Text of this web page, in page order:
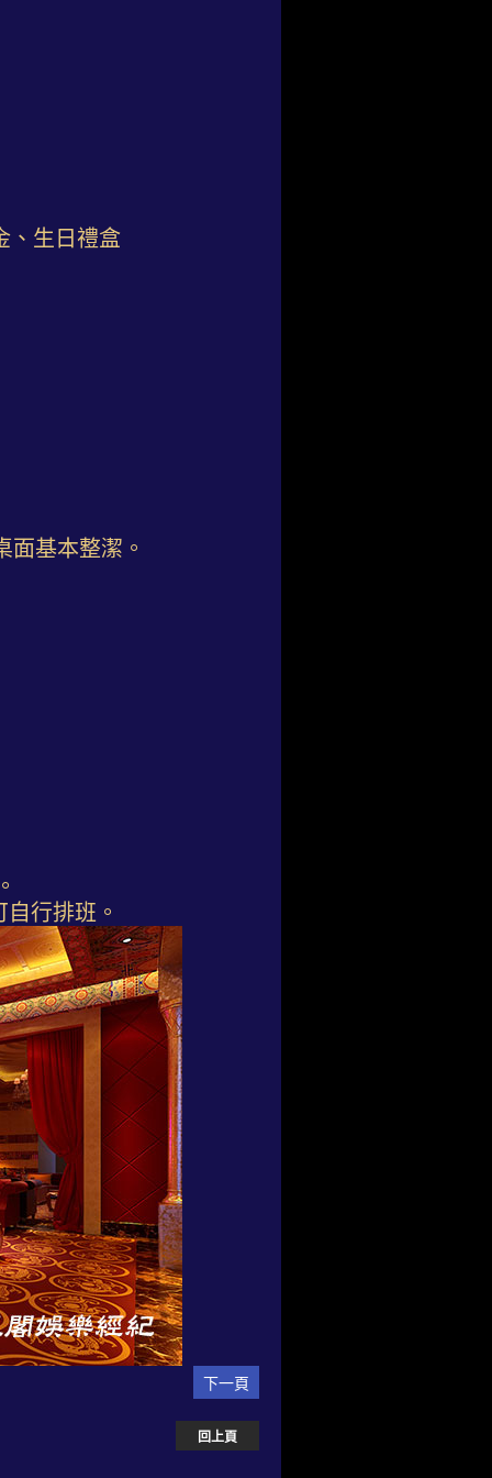
、生日禮盒
面基本整潔。
行排班。
下一頁
回上頁